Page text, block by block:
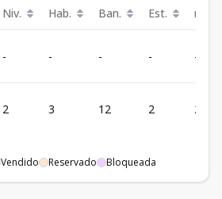
Niv. Hab. Ban. Est. m²
- - - - -
2 3 12 2 250
Vendido Reservado Bloqueada